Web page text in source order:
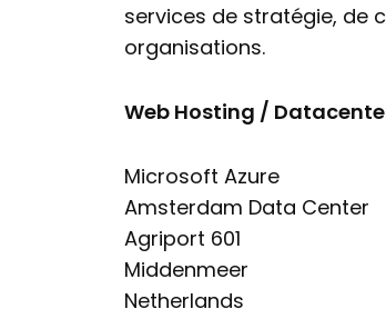
services de stratégie, de
organisations.
Web Hosting /
Microsoft Azure
Amsterdam Data Center
Agriport 601
Middenmeer
Netherlands